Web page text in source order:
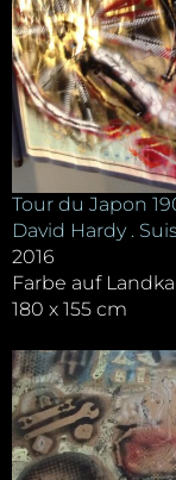
Tour du Japon
David Hardy .
2016
Farbe auf
180 x 155 cm